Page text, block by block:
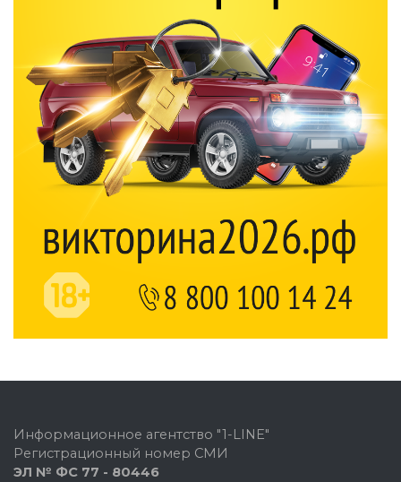
Информационное агентство "1-LINE"
Регистрационный номер СМИ
ЭЛ № ФС 77 - 80446